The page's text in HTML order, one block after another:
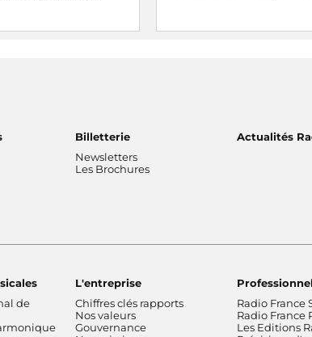
Billetterie
Newsletters
Les Brochures
Actualités
de
L'entreprise
Chiffres clés rapports
Nos valeurs
Gouvernance
Radio France
Radio France
Les Editions